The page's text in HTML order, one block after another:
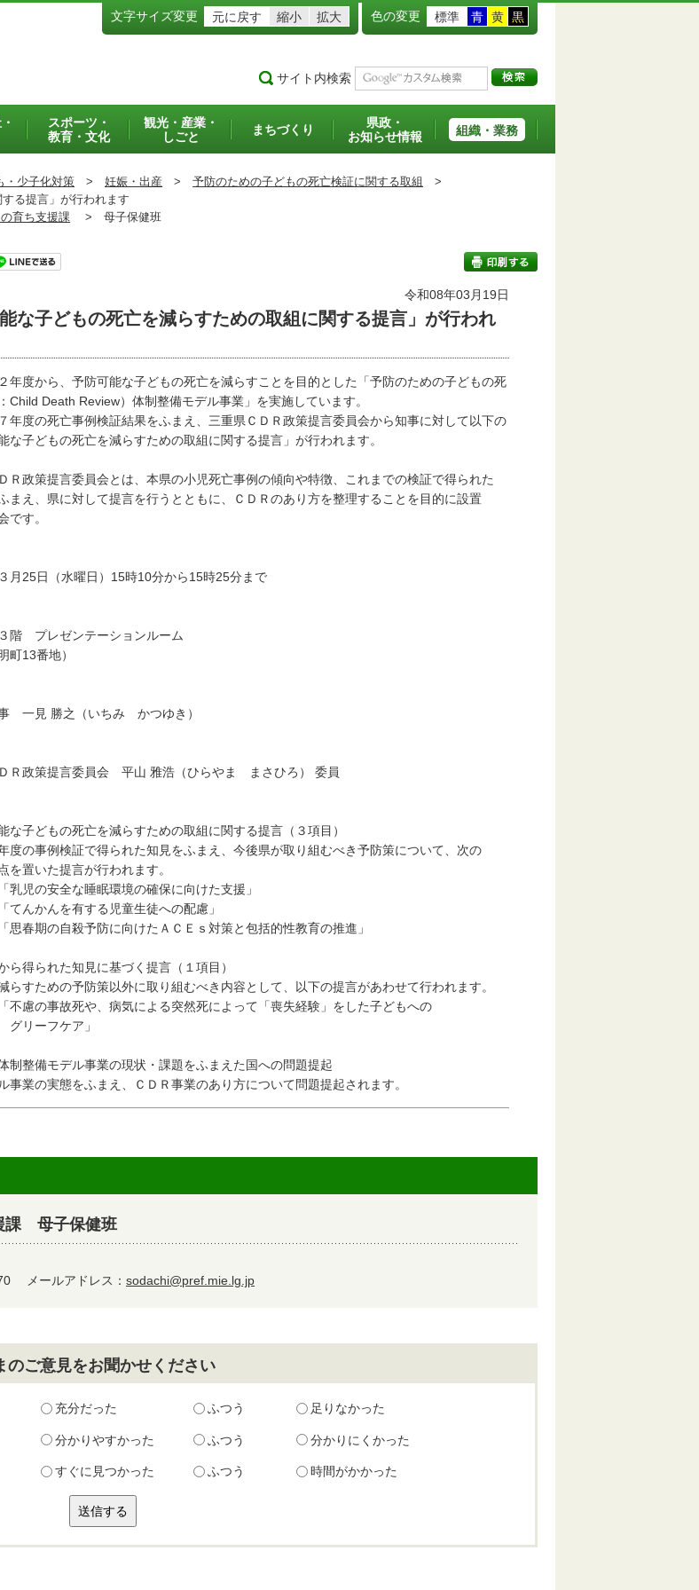
文字サイズ変更 元に戻す 縮小 拡大 色の変更 標準 青 黄 黒
サイト内検索
スポーツ・
教育・文化
観光・産業・
しごと
まちづくり
県政・
お知らせ情報
組織・業務
・少子化対策 > 妊娠・出産 > 予防のための子どもの死亡検証に関する取組
>
る提言」が行われます
育ち支援課 > 母子保健班
令和08年03月19日
能な子どもの死亡を減らすための取組に関する提言」が行われ
年度から、予防可能な子どもの死亡を減らすことを目的とした「予防のための子どもの死
Child Death Review）体制整備モデル事業」を実施しています。
年度の死亡事例検証結果をふまえ、三重県ＣＤＲ政策提言委員会から知事に対して以下の
な子どもの死亡を減らすための取組に関する提言」が行われます。
政策提言委員会とは、本県の小児死亡事例の傾向や特徴、これまでの検証で得られた
え、県に対して提言を行うとともに、ＣＤＲのあり方を整理することを目的に設置
す。
日（水曜日）15時10分から15時25分まで
プレゼンテーションルーム
13番地）
見 勝之（いちみ かつゆき）
策提言委員会 平山 雅浩（ひらやま まさひろ） 委員
子どもの死亡を減らすための取組に関する提言（３項目）
例検証で得られた知見をふまえ、今後県が取り組むべき予防策について、次の
いた提言が行われます。
安全な睡眠環境の確保に向けた支援」
んを有する児童生徒への配慮」
の自殺予防に向けたＡＣＥｓ対策と包括的性教育の推進」
得られた知見に基づく提言（１項目）
めの予防策以外に取り組むべき内容として、以下の提言があわせて行われます。
事故死や、病気による突然死によって「喪失経験」をした子どもへの
ケア」
制整備モデル事業の現状・課題をふまえた国への問題提起
実態をふまえ、ＣＤＲ事業のあり方について問題提起されます。
課 母子保健班
メールアドレス： sodachi@pref.mie.lg.jp
のご意見をお聞かせください
充分だった ふつう 足りなかった
分かりやすかった ふつう 分かりにくかった
すぐに見つかった ふつう 時間がかかった